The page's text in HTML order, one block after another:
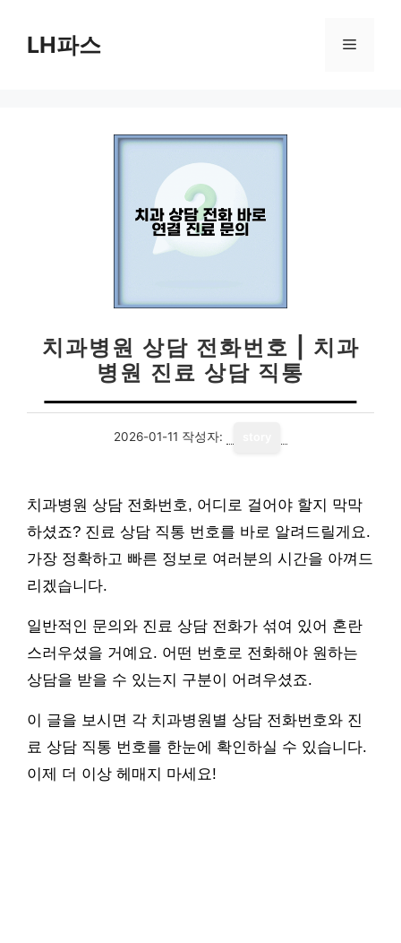
LH파스 메
치과병원 상담 전화번호 | 치과
병원 진료 상담 직통
2026-01-11 작성자:
치과병원 상담 전화번호, 어디로 걸어야 할지 막막
하셨죠? 진료 상담 직통 번호를 바로 알려드릴게요.
가장 정확하고 빠른 정보로 여러분의 시간을 아껴드
리겠습니다.
일반적인 문의와 진료 상담 전화가 섞여 있어 혼란
스러우셨을 거예요. 어떤 번호로 전화해야 원하는
상담을 받을 수 있는지 구분이 어려우셨죠.
이 글을 보시면 각 치과병원별 상담 전화번호와 진
료 상담 직통 번호를 한눈에 확인하실 수 있습니다.
이제 더 이상 헤매지 마세요!